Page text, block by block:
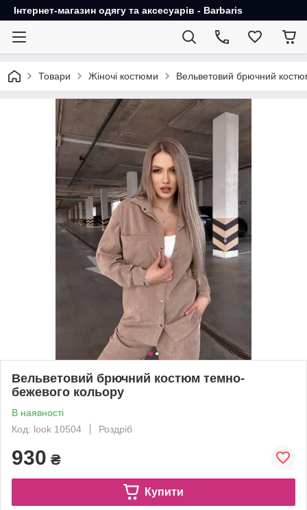
Інтернет-магазин одягу та аксесуарів - Barbaris
Товари Жіночі костюми Вельветовий брючний
Вельветовий брючний костюм темно-
бежевого кольору
В наявності
Код: look 10504
Роздріб
930 ₴
Купити